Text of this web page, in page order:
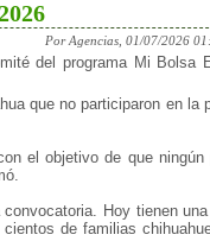
Por Agencias, 01/07/2026
del programa Mi Bolsa
que no participaron en la
el objetivo de que ningún
Hoy tienen
de familias